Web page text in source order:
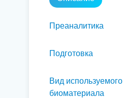
Преаналитика
Подготовка
Вид используемого
биоматериала